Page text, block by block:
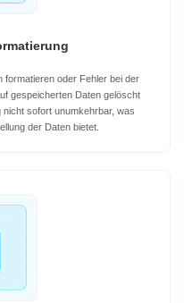
formatieren oder Fehler bei der
gespeicherten Daten gelöscht
sofort unumkehrbar, was
der Daten bietet.